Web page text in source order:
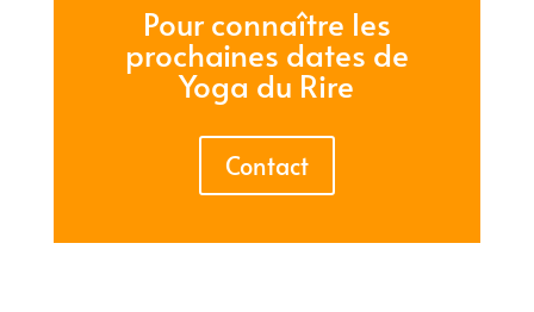
Pour connaître les
prochaines dates de
Yoga du Rire
Contact